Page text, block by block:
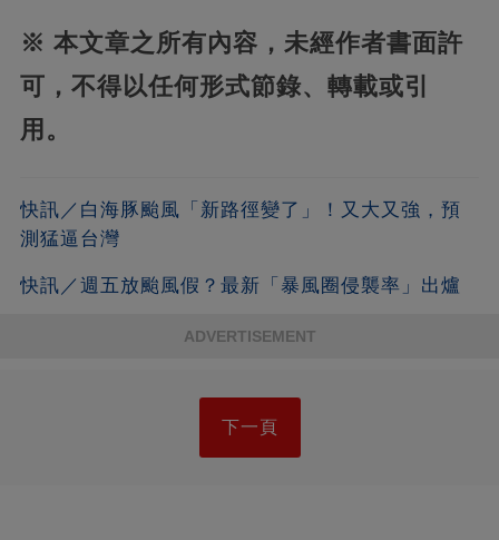
※ 本文章之所有內容，未經作者書面許
可，不得以任何形式節錄、轉載或引
用。
快訊／白海豚颱風「新路徑變了」！又大又強，預
測猛逼台灣
快訊／週五放颱風假？最新「暴風圈侵襲率」出爐
ADVERTISEMENT
下一頁